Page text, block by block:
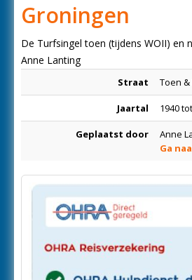
Groningen
De Turfsingel toen (tijdens WOII) en
Anne Lanting
Straat Toen &
Jaartal 1940
Geplaatst door
Anne
Ga